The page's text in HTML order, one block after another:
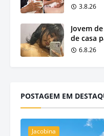
3.8.26
Jovem
de casa
6.8.26
POSTAGEM EM
Jacobina